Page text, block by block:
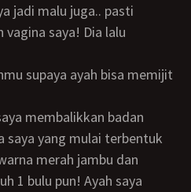
jadi malu juga.. pasti
saya! Dia lalu
saya yang mulai terbentuk
merah jambu dan
1 bulu pun! Ayah saya